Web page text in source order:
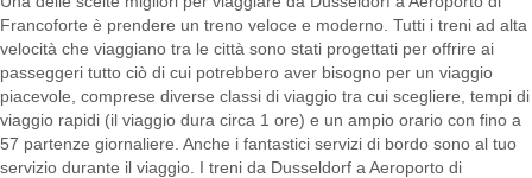
Francoforte è prendere un treno veloce e moderno. Tutti i treni ad alta
velocità che viaggiano tra le città sono stati progettati per offrire ai
passeggeri tutto ciò di cui potrebbero aver bisogno per un viaggio
piacevole, comprese diverse classi di viaggio tra cui scegliere, tempi di
viaggio rapidi (il viaggio dura circa 1 ore) e un ampio orario con fino a
57 partenze giornaliere. Anche i fantastici servizi di bordo sono al tuo
servizio durante il viaggio. I treni da Dusseldorf a Aeroporto di